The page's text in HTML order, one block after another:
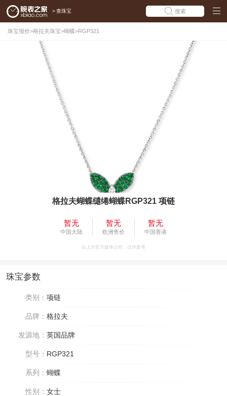
> 查珠宝 搜索
珠宝报价>格拉夫珠宝>蝴蝶>RGP321
格拉夫蝴蝶缱绻蝴蝶RGP321 项链
暂无
中国大陆
暂无
欧洲售价
暂无
中国香港
以上为官方媒体公价，仅供参考
珠宝参数
类别： 项链
品牌： 格拉夫
发源地： 英国品牌
型号： RGP321
系列： 蝴蝶
性别： 女士